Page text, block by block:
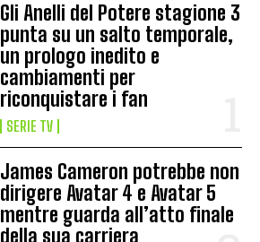
Gli Anelli del Potere stagione 3
punta su un salto temporale,
un prologo inedito e
cambiamenti per
riconquistare i fan
SERIE TV
James Cameron potrebbe non
dirigere Avatar 4 e Avatar 5
mentre guarda all’atto finale
della sua carriera